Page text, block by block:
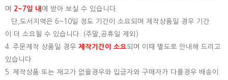
며
2~7일 내 에 받아 보실 수 있습니다.
단,도서지역은 6~10일 정도 기간이 소요되며 제작상품일 경우 기간
이 더 소요될 수 있습니다. (주말,공휴일 제외)
4. 주문제작 상품일 경우 제작기간이 소요되며 이때 별도로 안내해 드리고
있습니다.
5. 제작상품 또는 재고가 없을경우와 입금자와 구매자가 다를경우 배송이